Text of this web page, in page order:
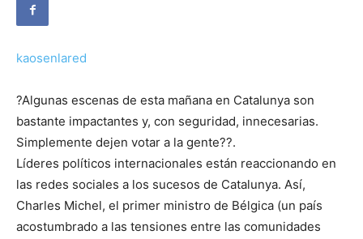
kaosenlared
?Algunas escenas de esta mañana en Catalunya son
bastante impactantes y, con seguridad, innecesarias.
Simplemente dejen votar a la gente??.
Líderes políticos internacionales están reaccionando en
las redes sociales a los sucesos de Catalunya. Así,
Charles Michel, el primer ministro de Bélgica (un país
acostumbrado a las tensiones entre las comunidades